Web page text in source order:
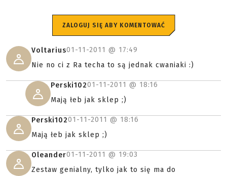
ZALOGUJ SIĘ ABY KOMENTOWAĆ
Voltarius01-11-2011 @ 17:49
Nie no ci z Ra techa to są jednak cwaniaki :)
Perski10201-11-2011 @ 18:16
Mają łeb jak sklep ;)
Perski10201-11-2011 @ 18:16
Mają łeb jak sklep ;)
Oleander01-11-2011 @ 19:03
Zestaw genialny, tylko jak to się ma do